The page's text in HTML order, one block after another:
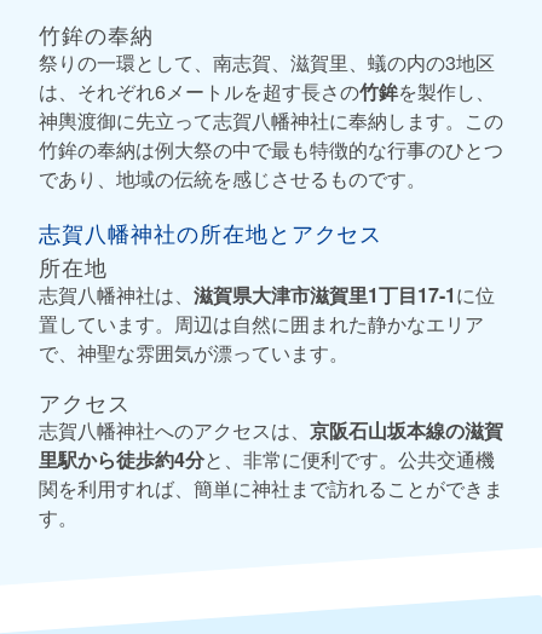
竹鉾の奉納
祭りの一環として、南志賀、滋賀里、蟻の内の3地区
は、それぞれ6メートルを超す長さの竹鉾を製作し、
神輿渡御に先立って志賀八幡神社に奉納します。この
竹鉾の奉納は例大祭の中で最も特徴的な行事のひとつ
であり、地域の伝統を感じさせるものです。
志賀八幡神社の所在地とアクセス
所在地
志賀八幡神社は、 滋賀県大津市滋賀里1丁目17-1に位
置しています。周辺は自然に囲まれた静かなエリア
で、神聖な雰囲気が漂っています。
アクセス
志賀八幡神社へのアクセスは、 京阪石山坂本線の滋賀
里駅から徒歩約4分と、非常に便利です。公共交通機
関を利用すれば、簡単に神社まで訪れることができま
す。